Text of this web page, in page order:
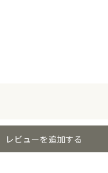
レビューを追加する